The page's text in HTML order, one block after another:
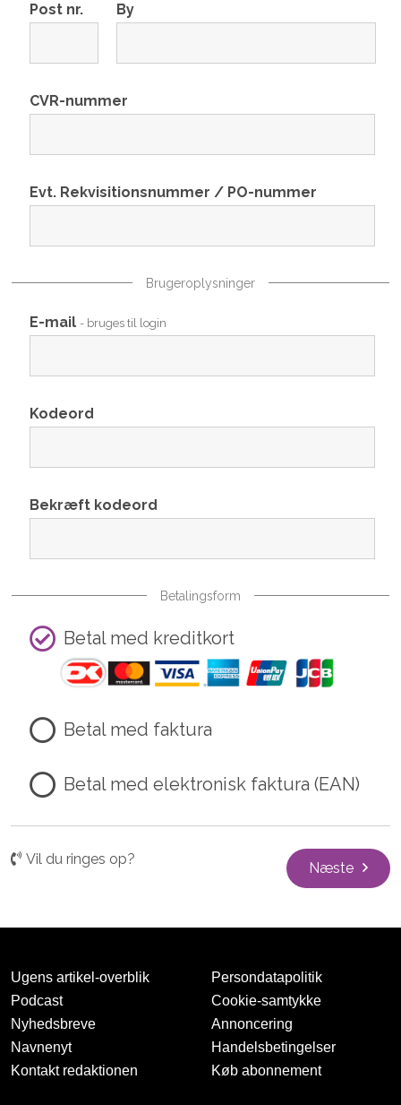
Post nr. By
CVR-nummer
Evt. Rekvisitionsnummer / PO-nummer
Brugeroplysninger
E-mail - bruges til login
Kodeord
Bekræft kodeord
Betalingsform
Betal med kreditkort
Betal med faktura
Betal med elektronisk faktura (EAN)
Vil du ringes op?
Næste
Ugens artikel-overblik
Podcast
Nyhedsbreve
Navnenyt
Kontakt redaktionen
Persondatapolitik
Cookie-samtykke
Annoncering
Handelsbetingelser
Køb abonnement